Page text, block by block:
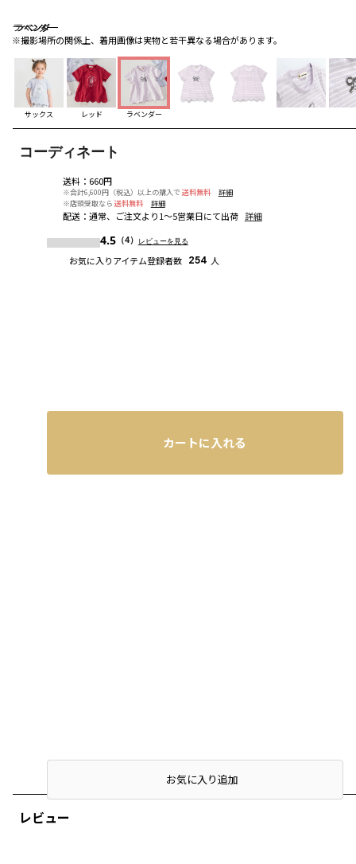
ラベンダー
※撮影場所の関係上、着用画像は実物と若干異なる場合があります。
ラベンダー
ラベンダー
サックス レッド ラベンダー
コーディネート
レビュー
送料： 660円
※合計6,600円（税込）以上の購入で 送料無料
詳細
※店頭受取なら 送料無料 詳細
配送： 通常、ご注文より1～5営業日にて出荷 詳細
4.5（4） レビューを見る
お気に入りアイテム登録者数 254 人
カートに入れる
店頭在庫を確認するお気に入り追加